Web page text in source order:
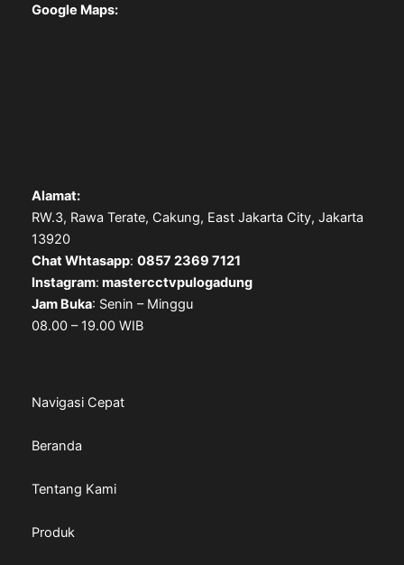
Google Maps:
Alamat:
RW.3, Rawa Terate, Cakung, East Jakarta City, Jakarta
13920
Chat Whtasapp: 0857 2369 7121
Instagram: mastercctvpulogadung
Jam Buka: Senin – Minggu
08.00 – 19.00 WIB
Navigasi Cepat
Beranda
Tentang Kami
Produk